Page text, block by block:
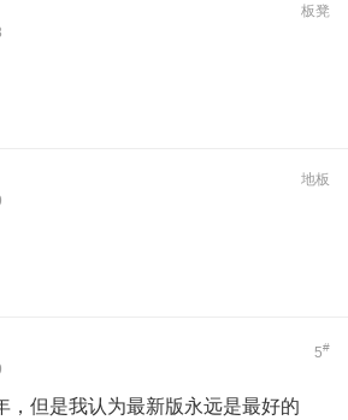
板凳
地板
5#
，但是我认为最新版永远是最好的